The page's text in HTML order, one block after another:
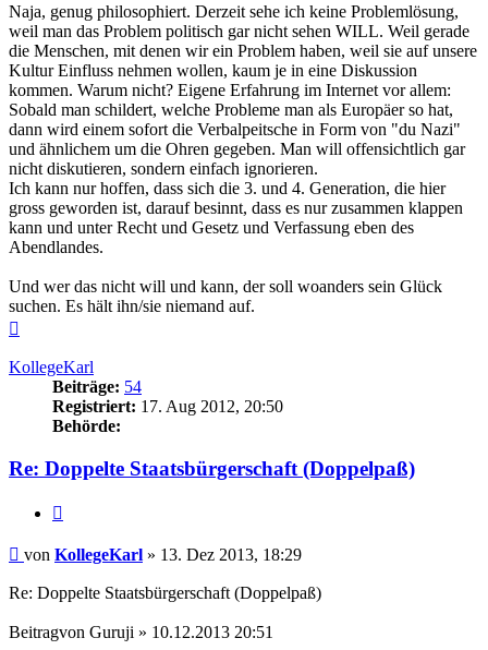
Naja, genug philosophiert. Derzeit sehe ich keine Problemlösung,
weil man das Problem politisch gar nicht sehen WILL. Weil gerade
die Menschen, mit denen wir ein Problem haben, weil sie auf unsere
Kultur Einfluss nehmen wollen, kaum je in eine Diskussion
kommen. Warum nicht? Eigene Erfahrung im Internet vor allem:
Sobald man schildert, welche Probleme man als Europäer so hat,
dann wird einem sofort die Verbalpeitsche in Form von "du Nazi"
und ähnlichem um die Ohren gegeben. Man will offensichtlich gar
nicht diskutieren, sondern einfach ignorieren.
Ich kann nur hoffen, dass sich die 3. und 4. Generation, die hier
gross geworden ist, darauf besinnt, dass es nur zusammen klappen
kann und unter Recht und Gesetz und Verfassung eben des
Abendlandes.
Und wer das nicht will und kann, der soll woanders sein Glück
suchen. Es hält ihn/sie niemand auf.
KollegeKarl
Beiträge: 54
Registriert: 17. Aug 2012, 20:50
Behörde:
Re: Doppelte Staatsbürgerschaft (Doppelpaß)
Beitrag
von KollegeKarl » 13. Dez 2013, 18:29
Re: Doppelte Staatsbürgerschaft (Doppelpaß)
Beitragvon Guruji » 10.12.2013 20:51